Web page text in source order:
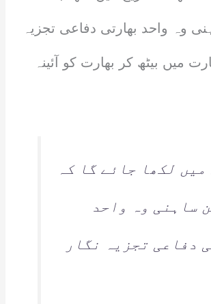
وہ واحد بھارتی دفاعی تجزیہ
میں بیٹھ کر بھارت کو آئینہ
میں لکھا جائے گا کہ
ساہنی وہ واحد
دفاعی تجزیہ نگار